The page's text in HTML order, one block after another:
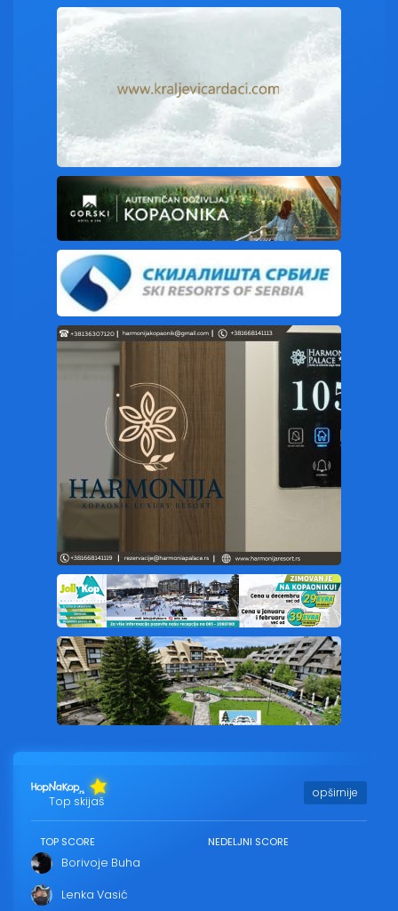
Top skijaš
opširnije
TOP SCORE
Borivoje Buha
Lenka Vasić
NEDELJNI SCORE